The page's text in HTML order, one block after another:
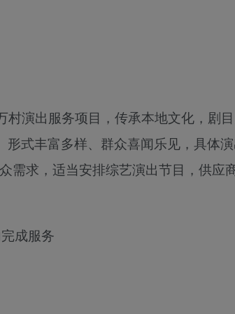
村演出服务项目 ，传承本地文化，剧
式丰富多样、群众喜闻乐见，具体
需求，适当安排综艺演出节目，供应
成服务